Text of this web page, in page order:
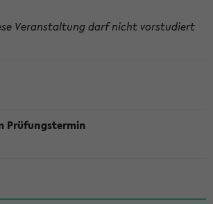
Veranstaltung darf nicht vorstudiert